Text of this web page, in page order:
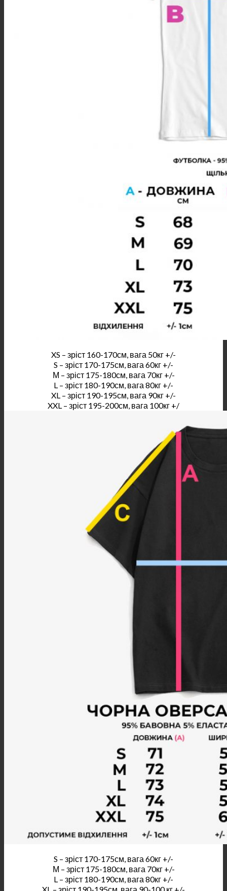
XS – зріст 160-170см, вага 50кг +/-
S – зріст 170-175см, вага 60кг +/-
М – зріст 175-180см, вага 70кг +/-
L – зріст 180-190см, вага 80кг +/-
XL – зріст 190-195см, вага 90кг +/-
XXL – зріст 195-200см, вага 100кг +/
S – зріст 170-175см, вага 60кг +/-
М – зріст 175-180см, вага 70кг +/-
L – зріст 180-190см, вага 80кг +/-